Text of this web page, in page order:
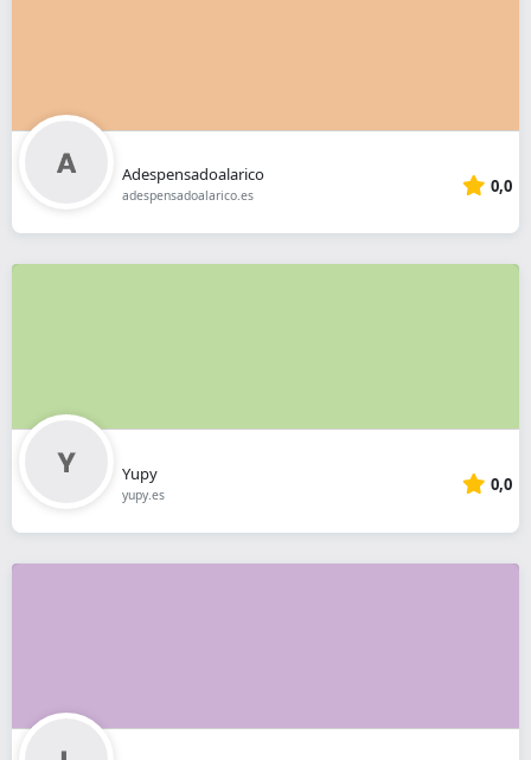
Adespensadoalarico
adespensadoalarico.es 0,0
Yupy
yupy.es 0,0